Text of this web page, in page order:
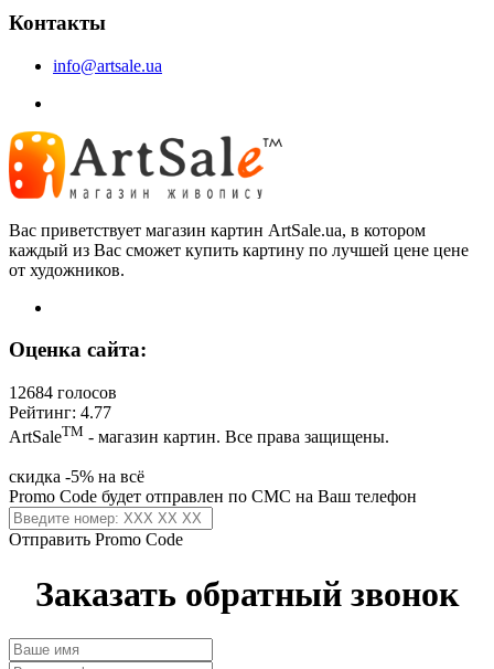
Контакты
info@artsale.ua
Вас приветствует магазин картин ArtSale.ua, в котором
каждый из Вас сможет купить картину по лучшей цене цене
от художников.
Оценка сайта:
12684 голосов
Рейтинг: 4.77
ArtSaleТМ - магазин картин. Все права защищены.
скидка -5% на всё
Promo Code будет отправлен по СМС на Ваш телефон
Отправить Promo Code
Заказать обратный звонок